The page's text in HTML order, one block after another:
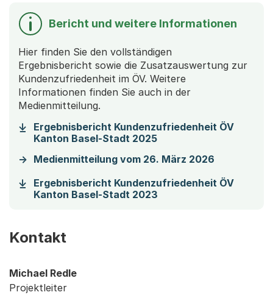
Bericht und weitere Informationen
Hier finden Sie den vollständigen
Ergebnisbericht sowie die Zusatzauswertung zur
Kundenzufriedenheit im ÖV. Weitere
Informationen finden Sie auch in der
Medienmitteilung.
Ergebnisbericht Kundenzufriedenheit ÖV
Kanton Basel-Stadt 2025(Startet einen
Medienmitteilung vom 26. März 2026
Ergebnisbericht Kundenzufriedenheit ÖV
Kanton Basel-Stadt 2023
Kontakt
Michael Redle
Projektleiter